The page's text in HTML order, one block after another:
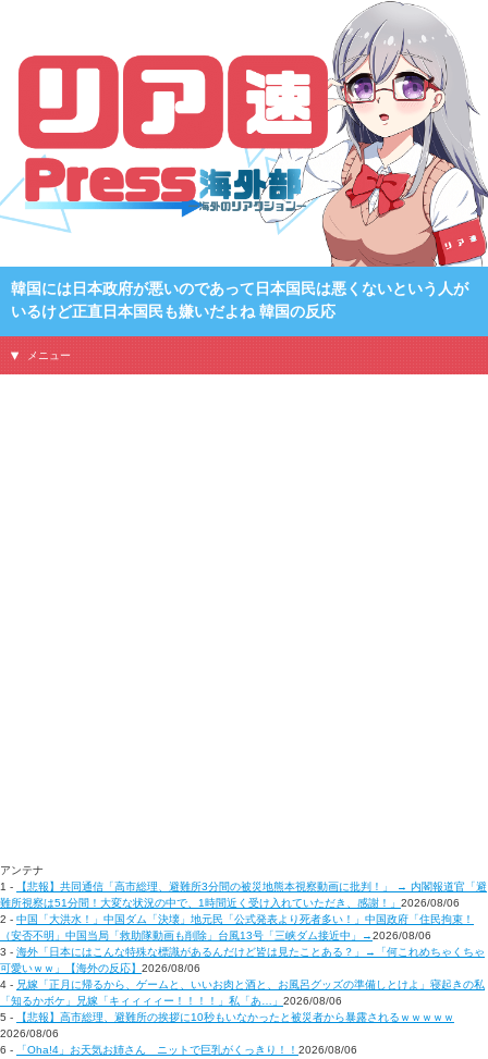
韓国には日本政府が悪いのであって日本国民は悪くないという人が
いるけど正直日本国民も嫌いだよね 韓国の反応
メニュー
アンテナ
1 -
【悲報】共同通信「高市総理、避難所3分間の被災地熊本視察動画に批判！」 → 内閣報道官「避
難所視察は51分間！大変な状況の中で、1時間近く受け入れていただき、感謝！」 2026/08/06
2 - 中国「大洪水！」中国ダム「決壊」地元民「公式発表より死者多い！」中国政府「住民拘束！
（安否不明」中国当局「救助隊動画も削除」台風13号「三峡ダム接近中」→2026/08/06
3 - 海外「日本にはこんな特殊な標識があるんだけど皆は見たことある？」→「何これめちゃくちゃ
可愛いｗｗ」【海外の反応】 2026/08/06
4 - 兄嫁「正月に帰るから、ゲームと、いいお肉と酒と、お風呂グッズの準備しとけよ」寝起きの私
「知るかボケ」兄嫁「キィィィィー！！！！」私「あ…」 2026/08/06
5 -
【悲報】高市総理、避難所の挨拶に10秒もいなかったと被災者から暴露されるｗｗｗｗｗ
2026/08/06
6 -
「Oha!4」お天気お姉さん ニットで巨乳がくっきり！！ 2026/08/06